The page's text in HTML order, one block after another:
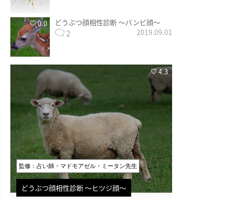
0.0 どうぶつ顔相性診断 〜バンビ顔〜
2 2019.09.01
4.3
監修：占い師・マドモアゼル・ミータン先生
どうぶつ顔相性診断 〜ヒツジ顔〜